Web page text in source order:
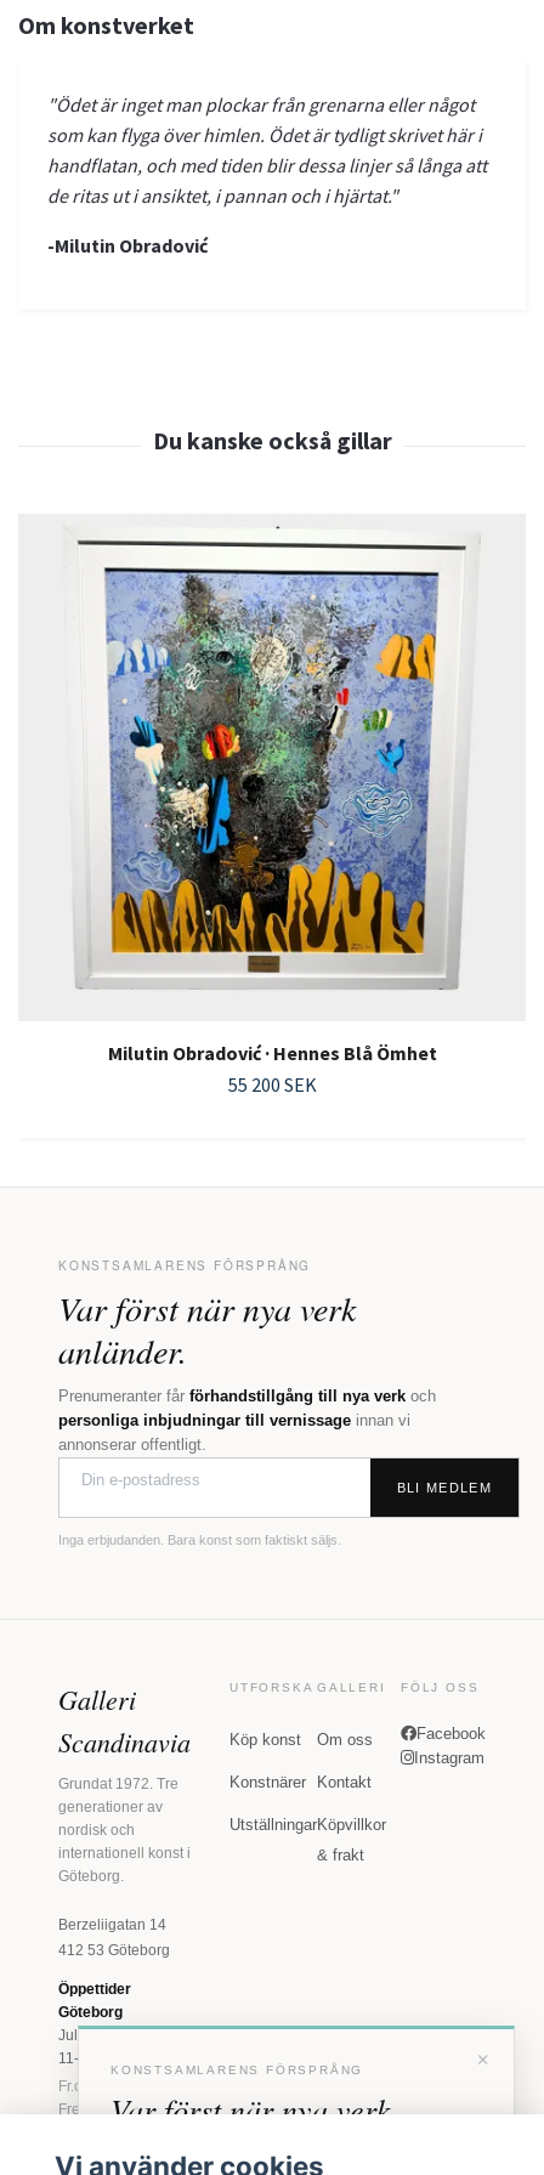
Om konstverket
"Ödet är inget man plockar från grenarna eller något
som kan flyga över himlen. Ödet är tydligt skrivet här i
handflatan, och med tiden blir dessa linjer så långa att
de ritas ut i ansiktet, i pannan och i hjärtat."
-Milutin Obradović
Milutin Obradović · Hennes Blå Ömhet
55 200 SEK
KONSTSAMLARENS FÖRSPRÅNG
Var först när nya verk
anländer.
Prenumeranter får förhandstillgång till nya verk och
personliga inbjudningar till vernissage innan vi
annonserar offentligt.
BLI MEDLEM
Inga erbjudanden. Bara konst som faktiskt säljs.
Galleri
Scandinavia
Grundat 1972. Tre
generationer av
nordisk och
internationell konst i
Göteborg.
Berzeliigatan 14
412 53 Göteborg
Öppettider
Göteborg
Juli: Tis 11-18 · Lör
11-16
Fr.o.m. augusti: Tis-
Fre 11-18 · Lör 11-
Marstrand
UTFORSKA
Köp konst
Konstnärer
Utställningar
GALLERI
Om oss
Kontakt
Köpvillkor
& frakt
FÖLJ OSS
Facebook
Instagram
×
KONSTSAMLARENS FÖRSPRÅNG
Var först när nya verk
anländer
Vi använder cookies